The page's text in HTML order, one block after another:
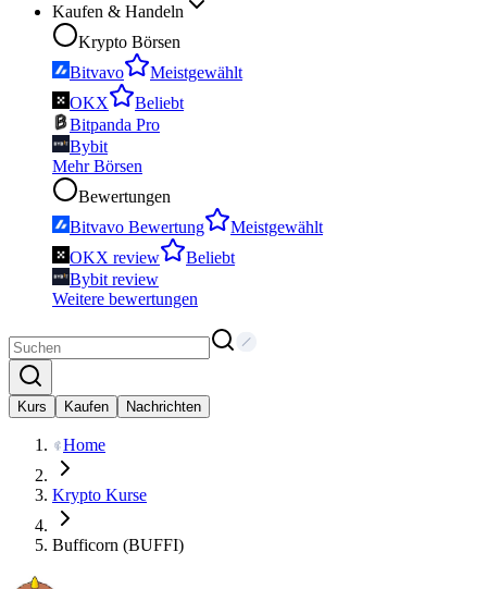
Kaufen & Handeln
Krypto Börsen
Bitvavo
Meistgewählt
OKX
Beliebt
Bitpanda Pro
Bybit
Mehr Börsen
Bewertungen
Bitvavo Bewertung
Meistgewählt
OKX review
Beliebt
Bybit review
Weitere bewertungen
Kurs Kaufen Nachrichten
Home
Krypto Kurse
Bufficorn (BUFFI)